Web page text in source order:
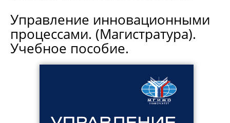
Управление инновационными
процессами. (Магистратура).
Учебное пособие.